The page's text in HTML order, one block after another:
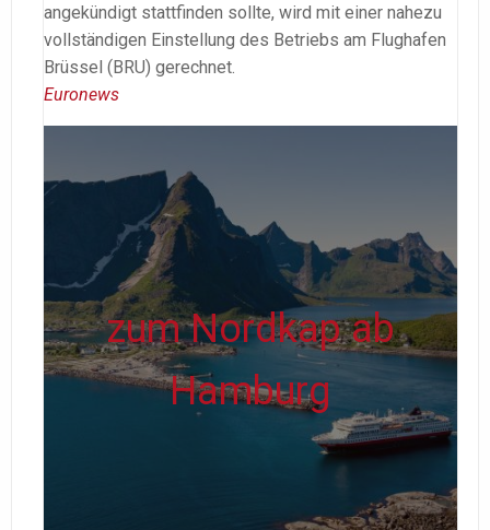
angekündigt stattfinden sollte, wird mit einer nahezu
vollständigen Einstellung des Betriebs am Flughafen
Brüssel (BRU) gerechnet.
Euronews
zum Nordkap ab
Hamburg